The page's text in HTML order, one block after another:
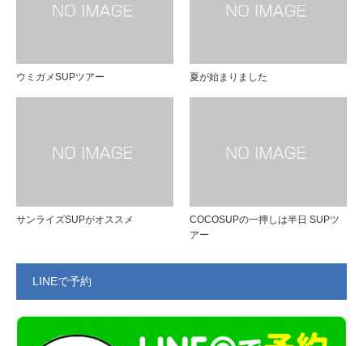
ウミガメSUPツアー 夏が始まりました
サンライズSUPがオススメ
COCOSUPの一押しは半日 SUPツ
アー
LINEで予約